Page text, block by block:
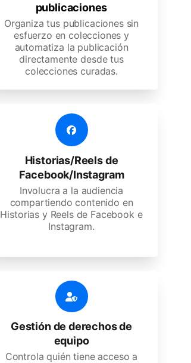
publicaciones
Organiza tus publicaciones sin
esfuerzo en colecciones y
automatiza la publicación
directamente desde tus
colecciones curadas.
Historias/Reels de
Facebook/Instagram
Involucra a la audiencia
compartiendo contenido en
Historias y Reels de Facebook e
Instagram.
Gestión de derechos de
equipo
Controla quién tiene acceso a